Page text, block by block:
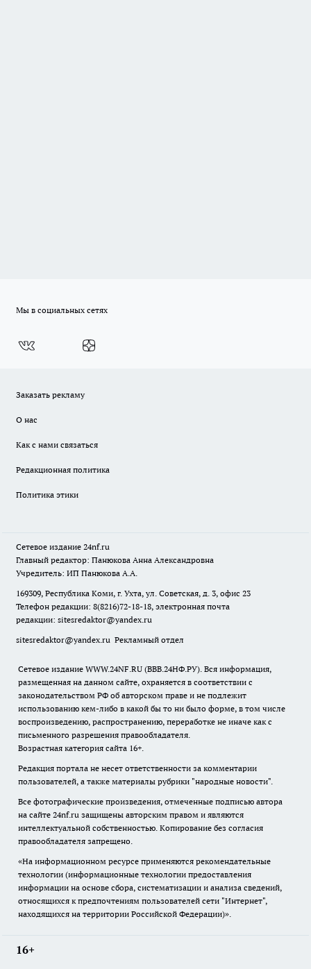
Мы в социальных сетях
Заказать рекламу
О нас
Как с нами связаться
Редакционная политика
Политика этики
Сетевое издание 24nf.ru
Главный редактор: Панюкова Анна Александровна
Учредитель: ИП Панюкова А.А.
169309, Республика Коми, г. Ухта, ул. Советская, д. 3, офис 23
Телефон редакции: 8(8216)72-18-18, электронная почта
редакции: sitesredaktor@yandex.ru
sitesredaktor@yandex.ru Рекламный отдел
Сетевое издание WWW.24NF.RU (ВВВ.24НФ.РУ). Вся информация,
размещенная на данном сайте, охраняется в соответствии с
законодательством РФ об авторском праве и не подлежит
использованию кем-либо в какой бы то ни было форме, в том числе
воспроизведению, распространению, переработке не иначе как с
письменного разрешения правообладателя.
Возрастная категория сайта 16+.
Редакция портала не несет ответственности за комментарии
пользователей, а также материалы рубрики "народные новости".
Все фотографические произведения, отмеченные подписью автора
на сайте 24nf.ru защищены авторским правом и являются
интеллектуальной собственностью. Копирование без согласия
правообладателя запрещено.
«На информационном ресурсе применяются рекомендательные
технологии (информационные технологии предоставления
информации на основе сбора, систематизации и анализа сведений,
относящихся к предпочтениям пользователей сети "Интернет",
находящихся на территории Российской Федерации)».
16+